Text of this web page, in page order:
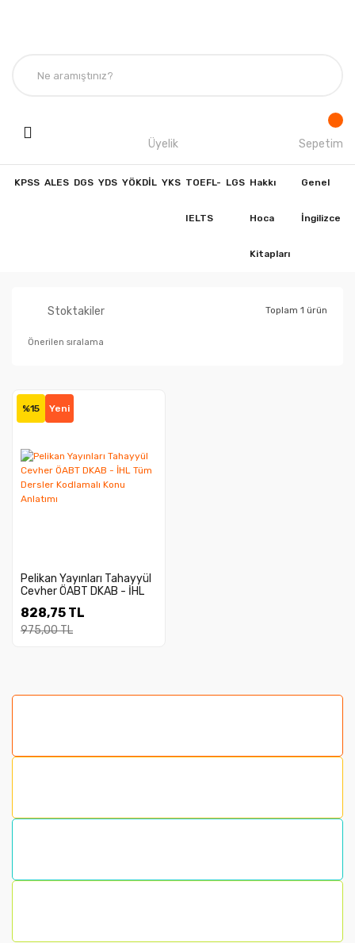
Üyelik Sepetim
KPSS ALES DGS YDS YÖKDİL YKS TOEFL-
IELTS
LGS Hakkı
Hoca
Kitapları
Genel
İngilizce
Stoktakiler Toplam 1 ürün
%15 Yeni
Pelikan Yayınları Tahayyül
Cevher ÖABT DKAB - İHL
Konu Anlatımı
828,75 TL
975,00 TL